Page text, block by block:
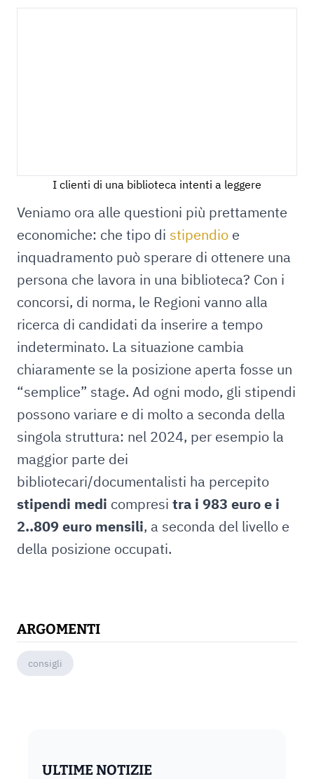
I clienti di una biblioteca intenti a leggere
Veniamo ora alle questioni più prettamente
economiche: che tipo di stipendio e
inquadramento può sperare di ottenere una
persona che lavora in una biblioteca? Con i
concorsi, di norma, le Regioni vanno alla
ricerca di candidati da inserire a tempo
indeterminato. La situazione cambia
chiaramente se la posizione aperta fosse un
“semplice” stage. Ad ogni modo, gli stipendi
possono variare e di molto a seconda della
singola struttura: nel 2024, per esempio la
maggior parte dei
bibliotecari/documentalisti ha percepito
stipendi medi compresi tra i 983 euro e i
2..809 euro mensili, a seconda del livello e
della posizione occupati.
ARGOMENTI
consigli
ULTIME NOTIZIE